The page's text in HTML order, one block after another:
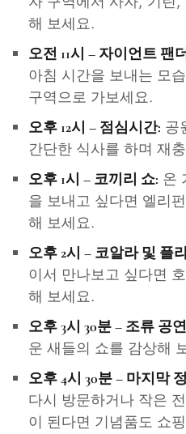
해 보세요.
오전 11시 – 자이언트 팬
아침 시간을 보내는 모
구역으로 가보세요.
오후 12시 – 점심시간: 공
간단한 식사를 하며 재
오후 1시 – 코끼리 쇼: 온
을 보내고 싶다면 엘리
해 보세요.
오후 2시 – 코알라 및 플
이서 만나보고 싶다면
해 보세요.
오후 3시 30분 – 조류 공
운 새들의 쇼를 감상해
오후 4시 30분 – 마지막
다시 방문하거나 작은
이 된다면 기념품도 쇼